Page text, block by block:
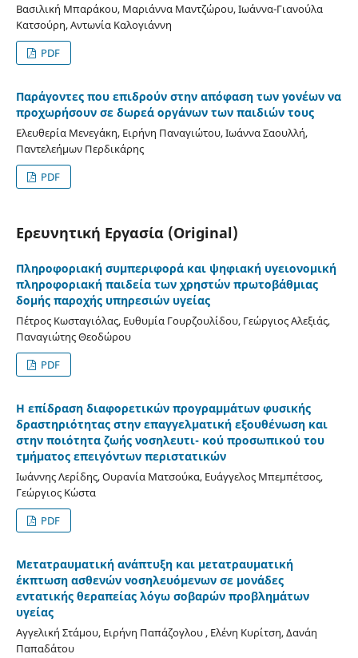
Βασιλική Μπαράκου, Μαριάννα Μαντζώρου, Ιωάννα-Γιανούλα
Κατσούρη, Αντωνία Καλογιάννη
PDF
Παράγοντες που επιδρούν στην απόφαση των γονέων να
προχωρήσουν σε δωρεά οργάνων των παιδιών τους
Ελευθερία Μενεγάκη, Ειρήνη Παναγιώτου, Ιωάννα Σαουλλή,
Παντελεήμων Περδικάρης
PDF
Ερευνητική Εργασία (Original)
Πληροφοριακή συμπεριφορά και ψηφιακή υγειονομική
πληροφοριακή παιδεία των χρηστών πρωτοβάθμιας
δομής παροχής υπηρεσιών υγείας
Πέτρος Κωσταγιόλας, Ευθυμία Γουρζουλίδου, Γεώργιος Αλεξιάς,
Παναγιώτης Θεοδώρου
PDF
Η επίδραση διαφορετικών προγραμμάτων φυσικής
δραστηριότητας στην επαγγελματική εξουθένωση και
στην ποιότητα ζωής νοσηλευτι- κού προσωπικού του
τμήματος επειγόντων περιστατικών
Ιωάννης Λερίδης, Ουρανία Ματσούκα, Ευάγγελος Μπεμπέτσος,
Γεώργιος Κώστα
PDF
Μετατραυματική ανάπτυξη και μετατραυματική
έκπτωση ασθενών νοσηλευόμενων σε μονάδες
εντατικής θεραπείας λόγω σοβαρών προβλημάτων
υγείας
Αγγελική Στάμου, Ειρήνη Παπάζογλου , Ελένη Κυρίτση, Δανάη
Παπαδάτου